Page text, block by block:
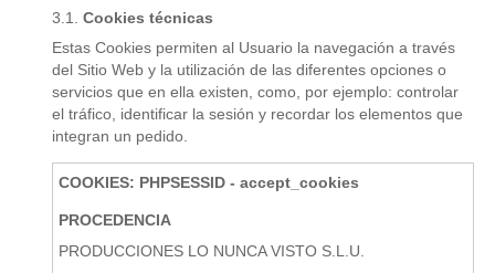
Cookies técnicas
Estas Cookies permiten al Usuario la navegación a través
del Sitio Web y la utilización de las diferentes opciones o
servicios que en ella existen, como, por ejemplo: controlar
el tráfico, identificar la sesión y recordar los elementos que
integran un pedido.
COOKIES: PHPSESSID - accept_cookies
PROCEDENCIA
PRODUCCIONES LO NUNCA VISTO S.L.U.